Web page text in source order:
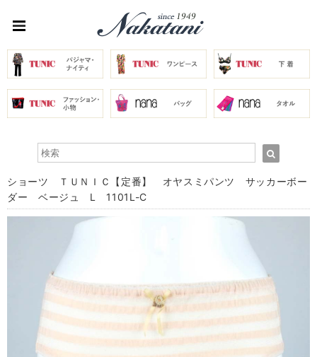
ショーツ ＴＵＮＩＣ【定番】 オヤスミパンツ サッカーボー
ダー ベージュ L 1101L-C